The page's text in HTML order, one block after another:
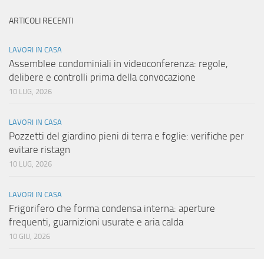
ARTICOLI RECENTI
LAVORI IN CASA
Assemblee condominiali in videoconferenza: regole,
delibere e controlli prima della convocazione
10 LUG, 2026
LAVORI IN CASA
Pozzetti del giardino pieni di terra e foglie: verifiche per
evitare ristagn
10 LUG, 2026
LAVORI IN CASA
Frigorifero che forma condensa interna: aperture
frequenti, guarnizioni usurate e aria calda
10 GIU, 2026